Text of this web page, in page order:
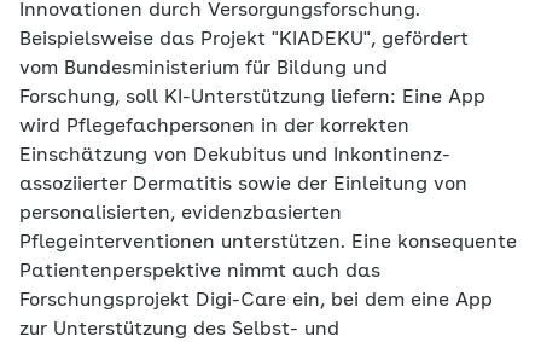
Innovationen durch Versorgungsforschung.
Beispielsweise das Projekt "KIADEKU", gefördert
vom Bundesministerium für Bildung und
Forschung, soll KI-Unterstützung liefern: Eine App
wird Pflegefachpersonen in der korrekten
Einschätzung von Dekubitus und Inkontinenz-
assoziierter Dermatitis sowie der Einleitung von
personalisierten, evidenzbasierten
Pflegeinterventionen unterstützen. Eine konsequente
Patientenperspektive nimmt auch das
Forschungsprojekt Digi-Care ein, bei dem eine App
zur Unterstützung des Selbst- und